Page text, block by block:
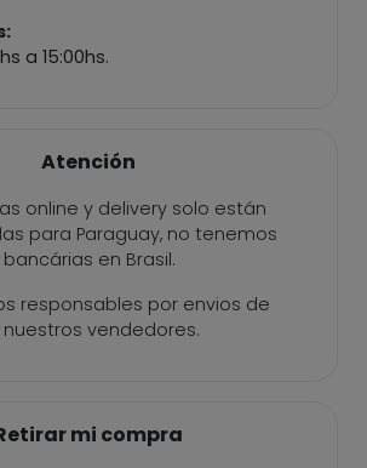
a 15:00hs.
Atención
online y delivery solo están
para Paraguay, no tenemos
en Brasil.
responsables por envios de
vendedores.
mi compra